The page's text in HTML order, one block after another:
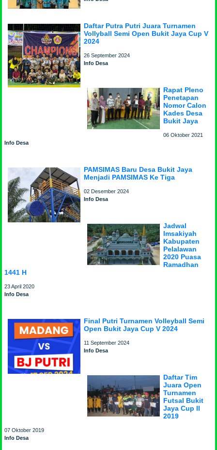
Daftar Putra Putri Juara Turnamen
Vollyball Semi Open Bukit Jaya Cup V
2024
26 September 2024
Info Desa
Rapat Pleno
Penetapan
Nomor Calon
Kades Desa
Bukit Jaya
06 Oktober 2021
Info Desa
PAMSIMAS Baru Desa Bukit Jaya
Menjadi PAMSIMAS Ke Tiga
02 Desember 2024
Info Desa
Jadwal
Imsakiyah
Kabupaten
Pelalawan
2020 Puasa
Ramadhan
1441 H
23 April 2020
Info Desa
Final Putri Turnamen Volleyball Semi
Open Bukit Jaya Cup V 2024
11 September 2024
Info Desa
Daftar Tim
Juara Open
Turnamen
Futsal Bukit
Jaya Cup II
2019
07 Oktober 2019
Info Desa